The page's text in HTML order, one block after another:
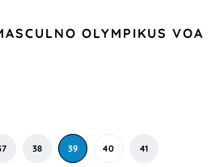
OLYMPIKUS VOA
38 39 40 41